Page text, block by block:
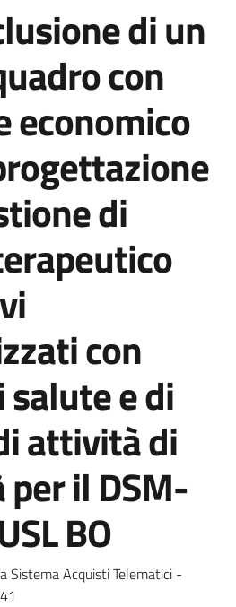
di un
con
economico
di
con
e di
attività di
il DSM-
BO
Sistema Acquisti Telematici -